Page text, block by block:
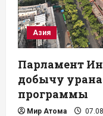
Азия
Парламент
добычу
программы
Мир Атома